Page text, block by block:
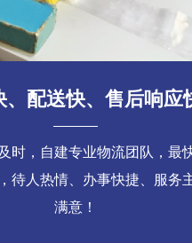
、配送快、售后响应
时，自建专业物流团队，最
待人热情、办事快捷、服务
满意！